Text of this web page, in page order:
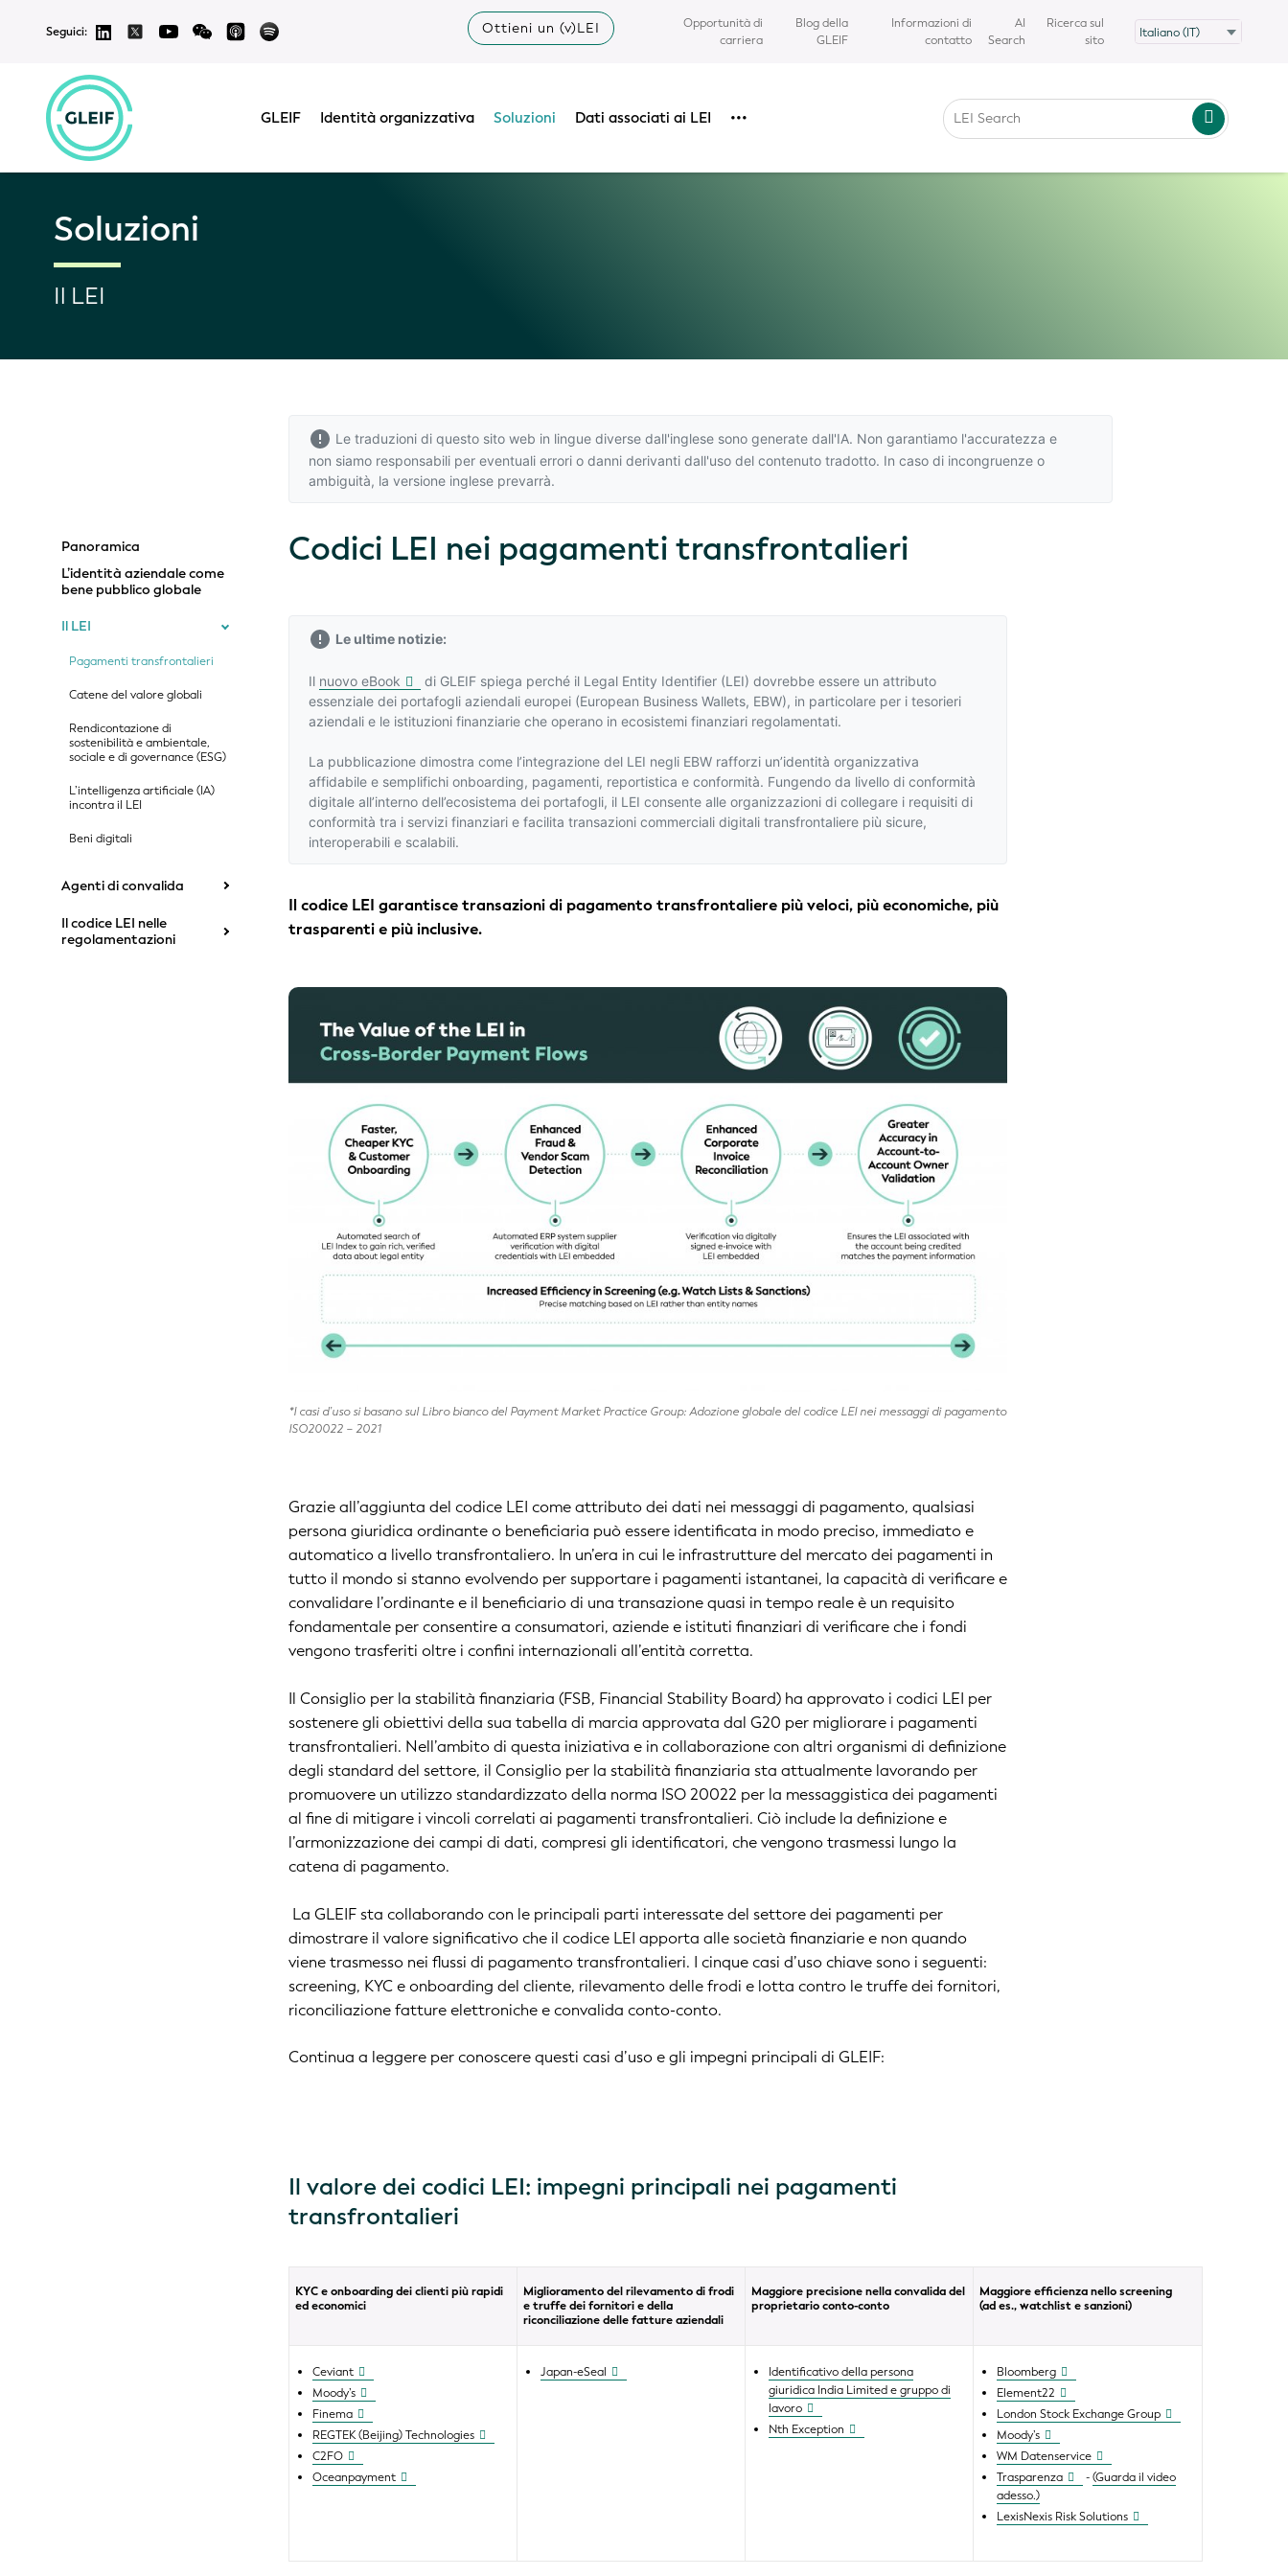
Seguici: Ottieni un (v)LEI
Opportunità di
carriera
Blog della
GLEIF
Informazioni di
contatto
AI
Search
Ricerca sul
sito
GLEIF Identità organizzativa Soluzioni Dati associati ai LEI •••
Soluzioni
Il LEI
Le traduzioni di questo sito web in lingue diverse dall'inglese sono generate dall'IA. Non garantiamo l'accuratezza e
non siamo responsabili per eventuali errori o danni derivanti dall'uso del contenuto tradotto. In caso di incongruenze o
ambiguità, la versione inglese prevarrà.
Panoramica
L’identità aziendale come
bene pubblico globale
Il LEI
Pagamenti transfrontalieri
Catene del valore globali
Rendicontazione di
sostenibilità e ambientale,
sociale e di governance (ESG)
L’intelligenza artificiale (IA)
incontra il LEI
Beni digitali
Agenti di convalida
Il codice LEI nelle
regolamentazioni
Codici LEI nei pagamenti transfrontalieri
Le ultime notizie:
Il nuovo eBook
di GLEIF spiega perché il Legal Entity Identifier (LEI) dovrebbe essere un attributo
essenziale dei portafogli aziendali europei (European Business Wallets, EBW), in particolare per i tesorieri
aziendali e le istituzioni finanziarie che operano in ecosistemi finanziari regolamentati.
La pubblicazione dimostra come l’integrazione del LEI negli EBW rafforzi un’identità organizzativa
affidabile e semplifichi onboarding, pagamenti, reportistica e conformità. Fungendo da livello di conformità
digitale all’interno dell’ecosistema dei portafogli, il LEI consente alle organizzazioni di collegare i requisiti di
conformità tra i servizi finanziari e facilita transazioni commerciali digitali transfrontaliere più sicure,
interoperabili e scalabili.
Il codice LEI garantisce transazioni di pagamento transfrontaliere più veloci, più economiche, più
trasparenti e più inclusive.
*I casi d’uso si basano sul Libro bianco del Payment Market Practice Group: Adozione globale del codice LEI nei messaggi di pagamento
ISO20022 – 2021
Grazie all’aggiunta del codice LEI come attributo dei dati nei messaggi di pagamento, qualsiasi
persona giuridica ordinante o beneficiaria può essere identificata in modo preciso, immediato e
automatico a livello transfrontaliero. In un’era in cui le infrastrutture del mercato dei pagamenti in
tutto il mondo si stanno evolvendo per supportare i pagamenti istantanei, la capacità di verificare e
convalidare l’ordinante e il beneficiario di una transazione quasi in tempo reale è un requisito
fondamentale per consentire a consumatori, aziende e istituti finanziari di verificare che i fondi
vengono trasferiti oltre i confini internazionali all’entità corretta.
Il Consiglio per la stabilità finanziaria (FSB, Financial Stability Board) ha approvato i codici LEI per
sostenere gli obiettivi della sua tabella di marcia approvata dal G20 per migliorare i pagamenti
transfrontalieri. Nell’ambito di questa iniziativa e in collaborazione con altri organismi di definizione
degli standard del settore, il Consiglio per la stabilità finanziaria sta attualmente lavorando per
promuovere un utilizzo standardizzato della norma ISO 20022 per la messaggistica dei pagamenti
al fine di mitigare i vincoli correlati ai pagamenti transfrontalieri. Ciò include la definizione e
l’armonizzazione dei campi di dati, compresi gli identificatori, che vengono trasmessi lungo la
catena di pagamento.
La GLEIF sta collaborando con le principali parti interessate del settore dei pagamenti per
dimostrare il valore significativo che il codice LEI apporta alle società finanziarie e non quando
viene trasmesso nei flussi di pagamento transfrontalieri. I cinque casi d’uso chiave sono i seguenti:
screening, KYC e onboarding del cliente, rilevamento delle frodi e lotta contro le truffe dei fornitori,
riconciliazione fatture elettroniche e convalida conto-conto.
Continua a leggere per conoscere questi casi d’uso e gli impegni principali di GLEIF:
Il valore dei codici LEI: impegni principali nei pagamenti
transfrontalieri
KYC e onboarding dei clienti più rapidi
ed economici
Miglioramento del rilevamento di frodi
e truffe dei fornitori e della
riconciliazione delle fatture aziendali
Maggiore precisione nella convalida del
proprietario conto-conto
Maggiore efficienza nello screening
(ad es., watchlist e sanzioni)
Ceviant
Moody’s
Finema
REGTEK (Beijing) Technologies
C2FO
Oceanpayment
Japan-eSeal
Identificativo della persona
giuridica India Limited e gruppo di
lavoro
Nth Exception
Bloomberg
Element22
London Stock Exchange Group
Moody’s
WM Datenservice
Trasparenza
-(Guarda il video
adesso.)
LexisNexis Risk Solutions